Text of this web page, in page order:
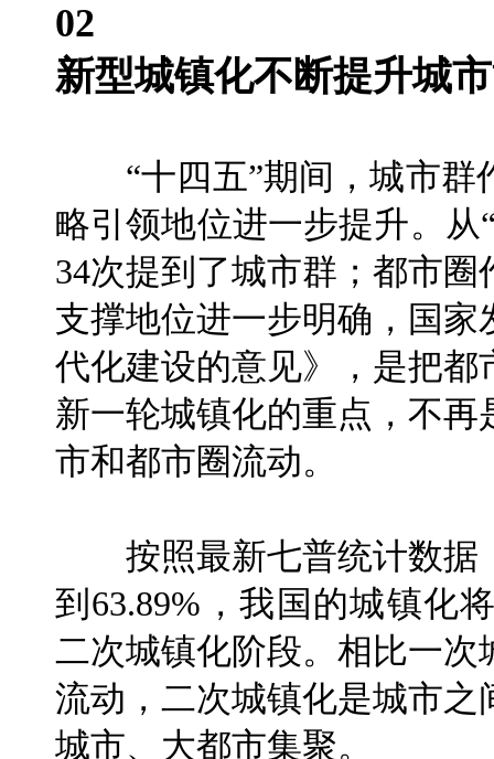
02
新型城镇化不断提升城
“十四五”期间，城市群
略引领地位进一步提升。
34次提到了城市群；都市
支撑地位进一步明确，国
代化建设的意见》，是把
新一轮城镇化的重点，不
市和都市圈流动。
按照最新七普统计数据
到63.89%，我国的城镇化
二次城镇化阶段。相比一
流动，二次城镇化是城市
城市、大都市集聚。